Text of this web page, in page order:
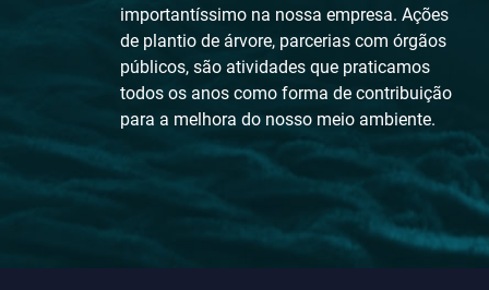
importantíssimo na nossa empresa. Ações
de plantio de árvore, parcerias com órgãos
públicos, são atividades que praticamos
todos os anos como forma de contribuição
para a melhora do nosso meio ambiente.